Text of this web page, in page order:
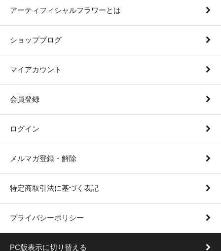
アーティフィシャルフラワーとは
ショップブログ
マイアカウント
会員登録
ログイン
メルマガ登録・解除
特定商取引法に基づく表記
プライバシーポリシー
PC版表示に切り替える